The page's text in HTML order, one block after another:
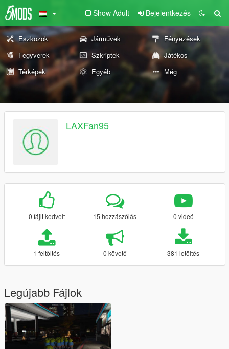
Show Adult Bejelentkezés
Eszközök Járművek
Fényezések
Fegyverek
Szkriptek
Játékos
Térképek
Egyéb Még
LAXFan95
0 fájlt kedvelt 15 hozzászólás 0 videó
1 feltöltés 0 követő 381 letöltés
Legújabb Fájlok